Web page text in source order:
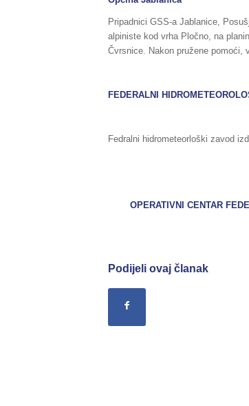
Pripadnici GSS-a Jablanice,
alpiniste kod vrha Pločno, na
Čvrsnice. Nakon pružene pomoći,
FEDERALNI
Fedralni hidrometeorloški zavod
OPERATIVNI CENTAR
Podijeli ovaj članak